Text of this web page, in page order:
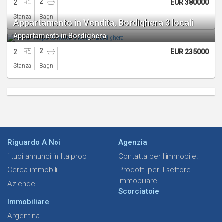
2
Stanza Bagni
EUR 380000
Appartamento in Vendita, Bordighera 3 locali
Appartamento in Bordighera
2
Stanza
2
Bagni
EUR 235000
Riguardo A Noi
i tuoi annunci in Italprop
Cerca immobili
Aziende
Agenzia
Contatta per l'immobile.
Prodotti per il settore
immobiliare
Scorciatoie
Immobiliare
Argentina